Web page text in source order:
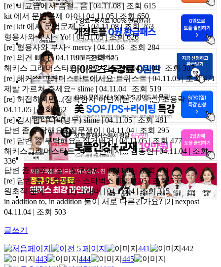
[re] 비교급에서 음절..음 | 04.11.08 | 조회 615
kit 에서 문법문제 아아 | 04.11.05 | 조회 650
[re] kit 에서 문법문제음 | 04.11.08 | 조회 263
형용사와 부사~Yo! | 04.11.05 | 조회 626
[re] 형용사와 부사~mercy | 04.11.06 | 조회 284
[re] 의견 빠다 | 04.11.05 | 조회 425
해커스 그래머스타트에서요김동현 | 04.11.04 | 조회 307
[re] 해커스 그래머스타트에서요트위스트 | 04.11.05 | 조회 471
제발 가르쳐 주세요~slime | 04.11.04 | 조회 519
[re] 허접하지만...(정확한지 아닌지는..ㅎㅎ;;_)조용락 |
04.11.05 | 조회 352
[re] 감사합니다~(냉무)slime | 04.11.05 | 조회 481
답변 좀 부탁해요~질문쟁이 | 04.11.04 | 조회 295
[re] 답변 좀 부탁해요~징거버거 | 04.11.05 | 조회 477
해커스그래머스타트 54쪽 1번에서,,,김동현 | 04.11.04 | 조회
336
답변 좀 해주세요~질문쟁이 | 04.11.04 | 조회 451
[re] 답변 좀 해주세요~ 스타벅스 | 04.11.05 | 조회 555
원초적 문제 ㅡ.ㅡ[1] 그래머 | 04.11.04 | 조회 315
in addition to, in addition 둘이 서로 다른건가요?[2] nexpost |
04.11.04 | 조회 503
글쓰기
441
442
443
444 445